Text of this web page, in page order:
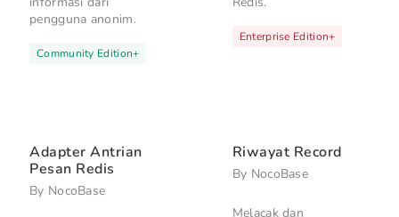
pengguna anonim.
Community Edition+
Enterprise Edition+
Adapter Antrian
Pesan Redis
By NocoBase
Riwayat Record
By NocoBase
Melacak dan